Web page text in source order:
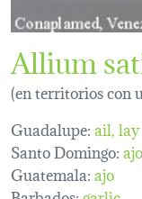
Allium
(en territorios con
Guadalupe:ail lay
Santo Domingo:ajo
Guatemala:ajo